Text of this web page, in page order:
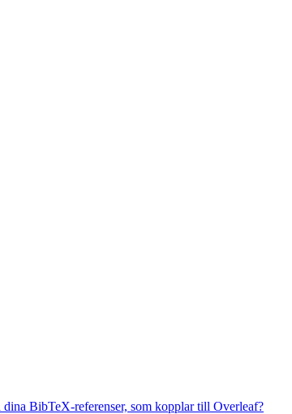
BibTeX-referenser, som kopplar till Overleaf?